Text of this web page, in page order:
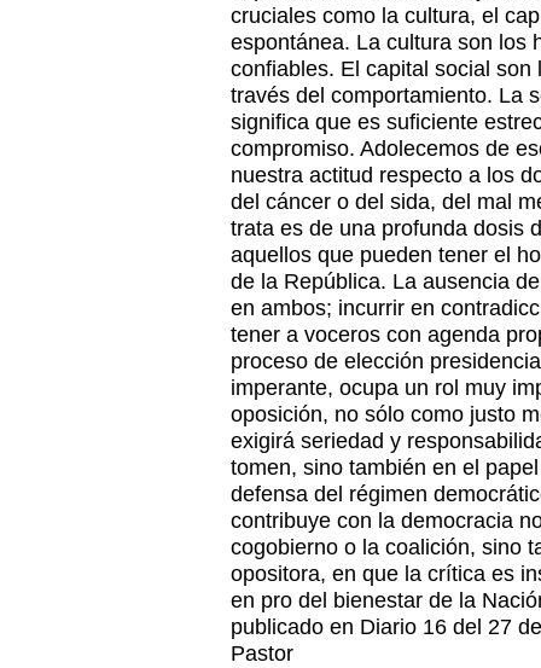
cruciales como la cultura, el
espontánea. La cultura son los
confiables. El capital social
través del comportamiento. La
significa que es suficiente
compromiso. Adolecemos de
nuestra actitud respecto a los
del cáncer o del sida, del mal
trata es de una profunda dosis
aquellos que pueden tener el
de la República. La ausencia
en ambos; incurrir en
tener a voceros con agenda
proceso de elección
imperante, ocupa un rol muy
oposición, no sólo como justo
exigirá seriedad y
tomen, sino también en el
defensa del régimen
contribuye con la democracia
cogobierno o la coalición, sino
opositora, en que la crítica es
en pro del bienestar de la
publicado en Diario 16 del 27
Pastor